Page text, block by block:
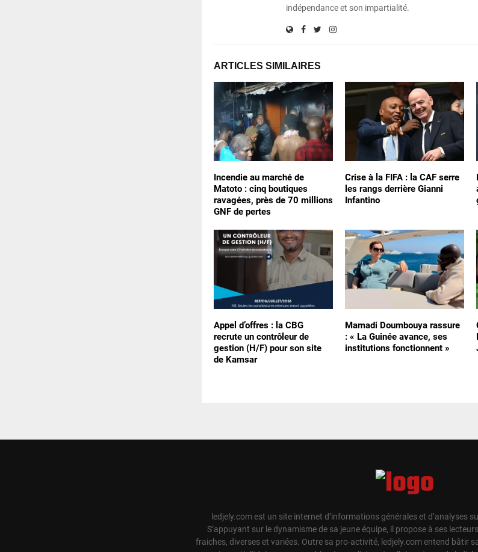
indépendance et son impartialité.
ARTICLES SIMILAIRES
Incendie au marché de
Matoto : cinq boutiques
ravagées, près de 70 millions
GNF de pertes
Crise à la FIFA : la CAF serre
les rangs derrière Gianni
Infantino
Appel d’offres : la CBG
recrute un contrôleur de
gestion (H/F) pour son site
de Kamsar
Mamadi Doumbouya rassure
: « La Guinée avance, ses
institutions fonctionnent »
ledjely.com est un site internet d’informations générales et d’analyses
S’appuyant sur le dynamisme de sa jeune équipe, il propose à ses
fraiches, diverses et variées. Outre sa pro-activité, ledjely.com entend bâtir